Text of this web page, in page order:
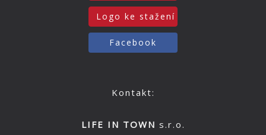
Logo ke stažení
Facebook
Kontakt:
LIFE IN TOWN s.r.o.